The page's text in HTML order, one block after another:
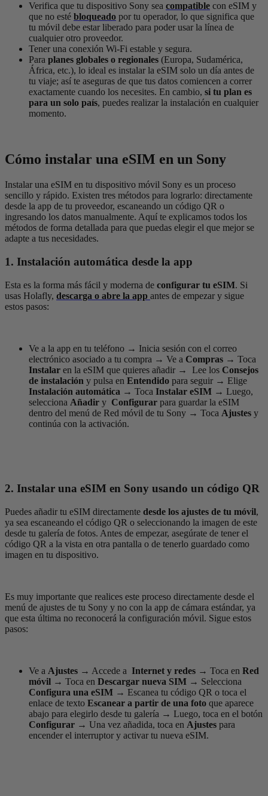
Verifica que tu dispositivo Sony sea compatible con eSIM y
que no esté bloqueado por tu operador, lo que significa que
tu móvil debe estar liberado para poder usar la línea de
cualquier otro proveedor.
Tener una conexión Wi-Fi estable y segura.
Para planes globales o regionales (Europa, Sudamérica,
África, etc.), lo ideal es instalar la eSIM solo un día antes de
tu viaje; así te aseguras de que tus datos comiencen a correr
exactamente cuando los necesites. En cambio, si tu plan es
para un solo país, puedes realizar la instalación en cualquier
momento.
Cómo instalar una eSIM en un Sony
Instalar una eSIM en tu dispositivo móvil Sony es un proceso
sencillo y rápido. Existen tres métodos para lograrlo: directamente
desde la app de tu proveedor, escaneando un código QR o
ingresando los datos manualmente. Aquí te explicamos todos los
métodos de forma detallada para que puedas elegir el que mejor se
adapte a tus necesidades.
1. Instalación automática desde la app
Esta es la forma más fácil y moderna de configurar tu eSIM. Si
usas Holafly, descarga o abre la app antes de empezar y sigue
estos pasos:
Ve a la app en tu teléfono → Inicia sesión con el correo
electrónico asociado a tu compra → Ve a Compras → Toca
Instalar en la eSIM que quieres añadir → Lee los Consejos
de instalación y pulsa en Entendido para seguir → Elige
Instalación automática → Toca Instalar eSIM → Luego,
selecciona Añadir y Configurar para guardar la eSIM
dentro del menú de Red móvil de tu Sony → Toca Ajustes y
continúa con la activación.
2. Instalar una eSIM en Sony usando un código QR
Puedes añadir tu eSIM directamente desde los ajustes de tu móvil,
ya sea escaneando el código QR o seleccionando la imagen de este
desde tu galería de fotos. Antes de empezar, asegúrate de tener el
código QR a la vista en otra pantalla o de tenerlo guardado como
imagen en tu dispositivo.
Es muy importante que realices este proceso directamente desde el
menú de ajustes de tu Sony y no con la app de cámara estándar, ya
que esta última no reconocerá la configuración móvil. Sigue estos
pasos:
Ve a Ajustes → Accede a Internet y redes → Toca en Red
móvil → Toca en Descargar nueva SIM → Selecciona
Configura una eSIM → Escanea tu código QR o toca el
enlace de texto Escanear a partir de una foto que aparece
abajo para elegirlo desde tu galería → Luego, toca en el botón
Configurar → Una vez añadida, toca en Ajustes para
encender el interruptor y activar tu nueva eSIM.